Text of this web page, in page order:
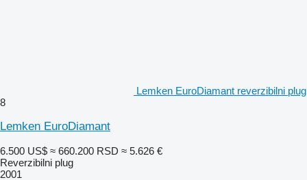
Lemken EuroDiamant reverzibilni plug
8
Lemken EuroDiamant
6.500 US$ ≈ 660.200 RSD ≈ 5.626 €
Reverzibilni plug
2001